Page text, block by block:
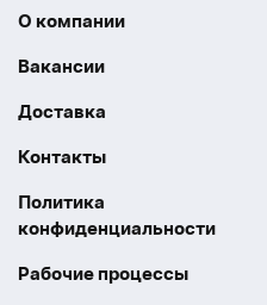
О компании
Вакансии
Доставка
Контакты
Политика
конфиденциальности
Рабочие процессы